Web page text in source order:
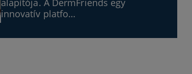
alapítója. A DermFriends egy
innovatív platfo…